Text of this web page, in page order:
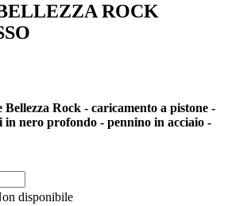
ROCK
Rock - caricamento a pistone -
in nero profondo - pennino in acciaio -
disponibile